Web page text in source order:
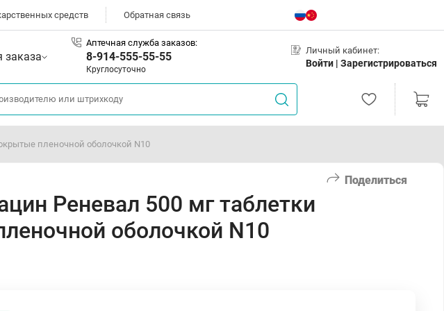
средств Обратная связь
заказа
Аптечная служба заказов:
8-914-555-55-55
Круглосуточно
Личный кабинет:
Войти | Зарегистрироваться
пленочной оболочкой N10
Поделиться
Реневал 500 мг таблетки
оболочкой N10